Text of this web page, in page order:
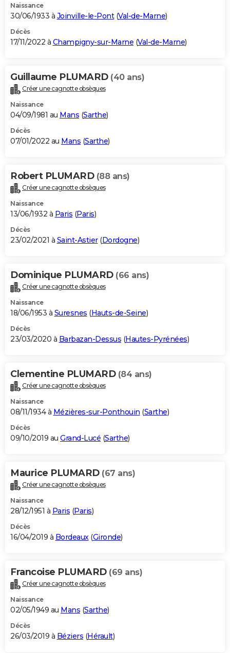
Naissance
30/06/1933 à Joinville-le-Pont(Val-de-Marne)
Décès
17/11/2022 à Champigny-sur-Marne (Val-de-Marne)
Guillaume PLUMARD (40 ans)
Créer une cagnotte obsèques
Naissance
04/09/1981 au Mans (Sarthe)
Décès
07/01/2022 au Mans (Sarthe)
Robert PLUMARD (88 ans)
Créer une cagnotte obsèques
Naissance
13/06/1932 à Paris (Paris)
Décès
23/02/2021 à Saint-Astier(Dordogne)
Dominique PLUMARD (66 ans)
Créer une cagnotte obsèques
Naissance
18/06/1953 à Suresnes (Hauts-de-Seine)
Décès
23/03/2020 à Barbazan-Dessus (Hautes-Pyrénées)
Clementine PLUMARD (84 ans)
Créer une cagnotte obsèques
Naissance
08/11/1934 à Mézières-sur-Ponthouin (Sarthe)
Décès
09/10/2019 au Grand-Lucé (Sarthe)
Maurice PLUMARD (67 ans)
Créer une cagnotte obsèques
Naissance
28/12/1951 à Paris (Paris)
Décès
16/04/2019 à Bordeaux(Gironde)
Francoise PLUMARD (69 ans)
Créer une cagnotte obsèques
Naissance
02/05/1949 au Mans (Sarthe)
Décès
26/03/2019 à Béziers (Hérault)